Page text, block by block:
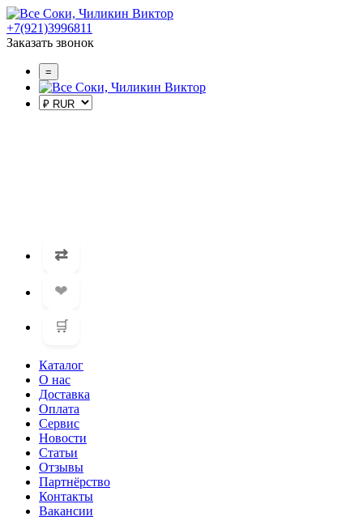
+7(921)3996811
Заказать звонок
=
⇄
❤
🛒
Каталог
О нас
Доставка
Оплата
Сервис
Новости
Статьи
Отзывы
Партнёрство
Контакты
Вакансии